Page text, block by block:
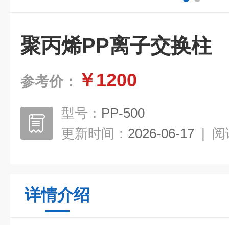
聚丙烯PP离子交换柱
参考价： ￥1200
型号： PP-500
更新时间： 2026-06-17 | 阅
详情介绍